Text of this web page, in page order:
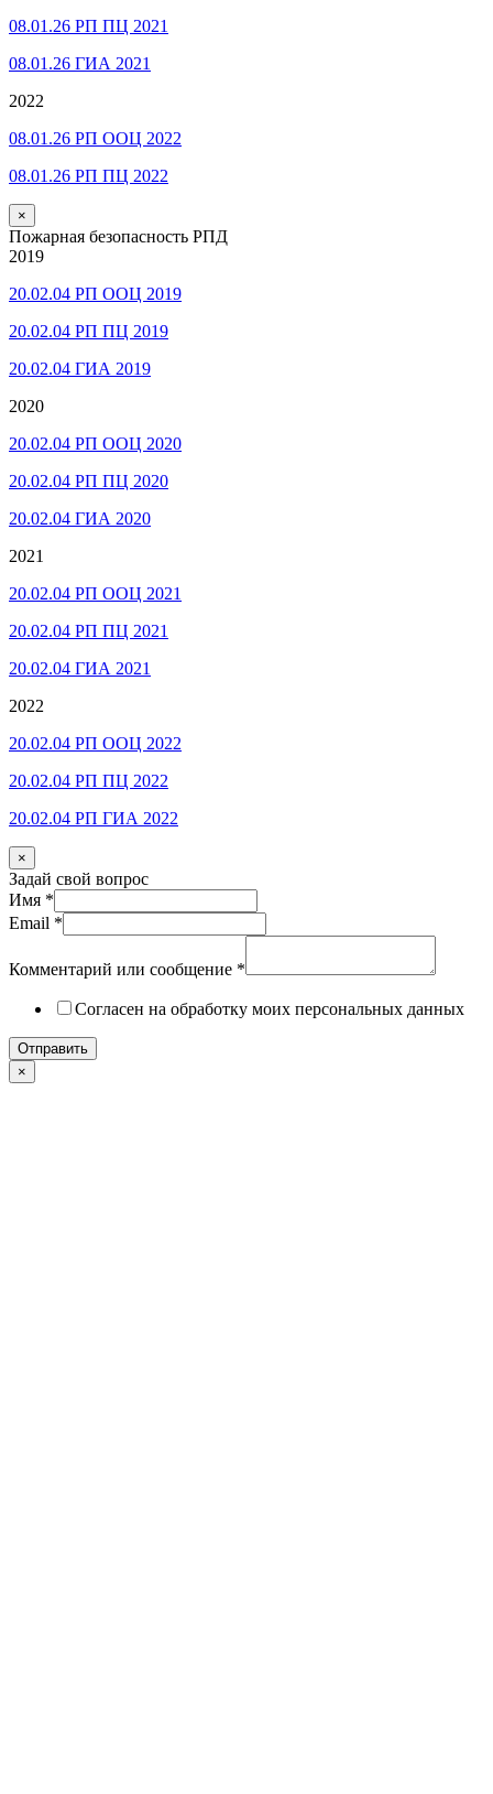
08.01.26 РП ПЦ 2021
08.01.26 ГИА 2021
2022
08.01.26 РП ООЦ 2022
08.01.26 РП ПЦ 2022
×
Пожарная безопасность РПД
2019
20.02.04 РП ООЦ 2019
20.02.04 РП ПЦ 2019
20.02.04 ГИА 2019
2020
20.02.04 РП ООЦ 2020
20.02.04 РП ПЦ 2020
20.02.04 ГИА 2020
2021
20.02.04 РП ООЦ 2021
20.02.04 РП ПЦ 2021
20.02.04 ГИА 2021
2022
20.02.04 РП ООЦ 2022
20.02.04 РП ПЦ 2022
20.02.04 РП ГИА 2022
×
Задай свой вопрос
Имя *
Email *
Комментарий или сообщение *
Согласен на обработку моих персональных данных
Отправить
×